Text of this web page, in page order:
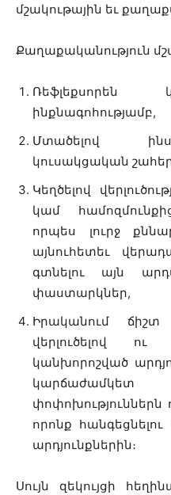
մշակութային եւ
Քաղաքականություն
ինքնագոհությամբ,
Մտածելով
կուսակցական
Կեղծելով
կամ
որպես լուրջ
այնուհետեւ
գտնելու այն
փաստարկներ,
Իրականում ճիշտ
վերլուծելով
կանխորոշված
կարճաժամկետ
փոփոխություններն
որոնք
արդյունքներին։
Սույն զեկույցի